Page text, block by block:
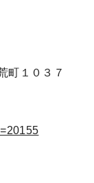
１０３７